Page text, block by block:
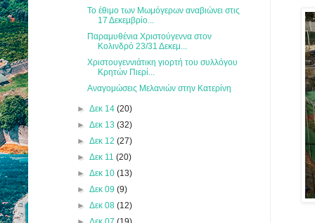
Το έθιμο των Μωμόγερων αναβιώνει στις
17 Δεκεμβρίο...
Παραμυθένια Χριστούγεννα στον
Κολινδρό 23/31 Δεκεμ...
Χριστουγεννιάτικη γιορτή του συλλόγου
Κρητών Πιερί...
Αναγομώσεις Μελανιών στην Κατερίνη
► Δεκ 14 (20)
► Δεκ 13 (32)
► Δεκ 12 (27)
► Δεκ 11 (20)
► Δεκ 10 (13)
► Δεκ 09 (9)
► Δεκ 08 (12)